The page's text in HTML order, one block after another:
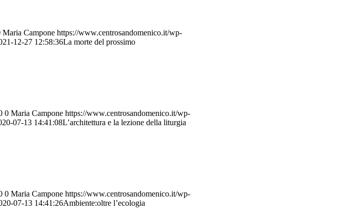
Maria Campone https://www.centrosandomenico.it/wp-
12-27 12:58:36La morte del prossimo
0 Maria Campone https://www.centrosandomenico.it/wp-
07-13 14:41:08L’architettura e la lezione della liturgia
0 Maria Campone https://www.centrosandomenico.it/wp-
07-13 14:41:26Ambiente:oltre l’ecologia